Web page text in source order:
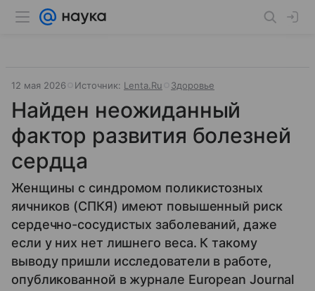
12 мая 2026 Источник: Lenta.Ru Здоровье
Найден неожиданный
фактор развития болезней
сердца
Женщины с синдромом поликистозных
яичников (СПКЯ) имеют повышенный риск
сердечно-сосудистых заболеваний, даже
если у них нет лишнего веса. К такому
выводу пришли исследователи в работе,
опубликованной в журнале European Journal